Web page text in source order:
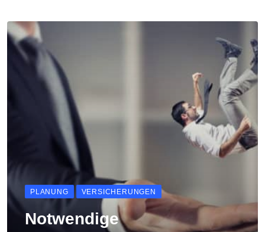
PLANUNG VERSICHERUNGEN
Notwendige